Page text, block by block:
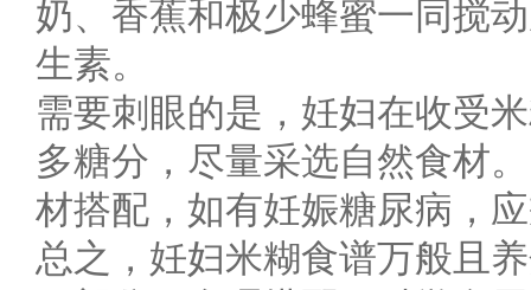
奶、香蕉和极少蜂蜜一同搅
生素。
需要刺眼的是，妊妇在收受
多糖分，尽量采选自然食材
材搭配，如有妊娠糖尿病，
总之，妊妇米糊食谱万般且